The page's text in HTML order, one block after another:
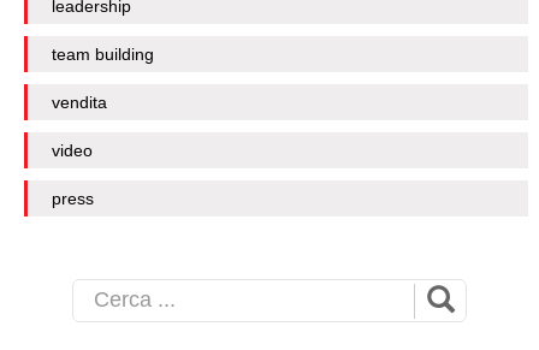
leadership
team building
vendita
video
press